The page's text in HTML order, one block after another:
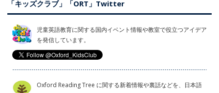
「キッズクラブ」「ORT」Twitter
児童英語教育に関する国内イベント情報や教室で役立つアイデア
を発信しています。
Oxford Reading Tree に関する新着情報や裏話などを、日本語